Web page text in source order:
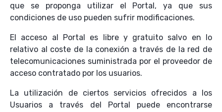
que se proponga utilizar el Portal, ya que sus
condiciones de uso pueden sufrir modificaciones.
El acceso al Portal es libre y gratuito salvo en lo
relativo al coste de la conexión a través de la red de
telecomunicaciones suministrada por el proveedor de
acceso contratado por los usuarios.
La utilización de ciertos servicios ofrecidos a los
Usuarios a través del Portal puede encontrarse